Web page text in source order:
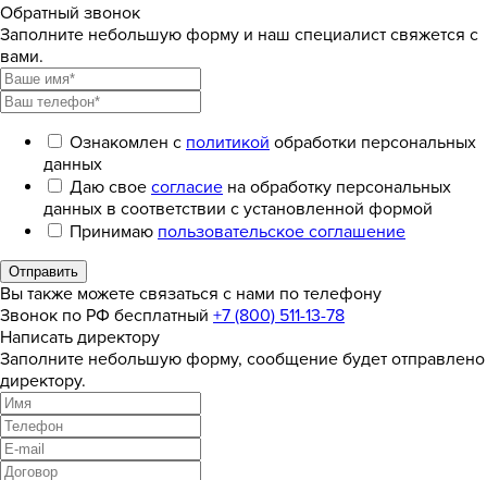
Обратный звонок
Заполните небольшую форму и наш специалист свяжется с
вами.
Ознакомлен с политикой обработки персональных
данных
Даю свое согласие на обработку персональных
данных в соответствии с установленной формой
Принимаю пользовательское соглашение
Отправить
Вы также можете связаться с нами по телефону
Звонок по РФ бесплатный +7 (800) 511-13-78
Написать директору
Заполните небольшую форму, сообщение будет отправлено
директору.